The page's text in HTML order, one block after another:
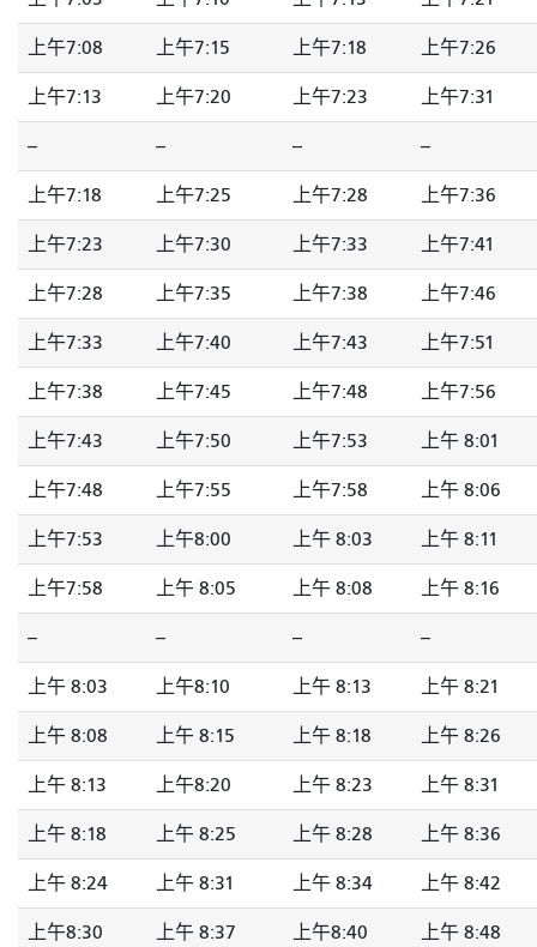
上午7:08 上午7:15 上午7:18 上午7:26
上午7:13 上午7:20 上午7:23 上午7:31
-- -- -- --
上午7:18 上午7:25 上午7:28 上午7:36
上午7:23 上午7:30 上午7:33 上午7:41
上午7:28 上午7:35 上午7:38 上午7:46
上午7:33 上午7:40 上午7:43 上午7:51
上午7:38 上午7:45 上午7:48 上午7:56
上午7:43 上午7:50 上午7:53 上午 8:01
上午7:48 上午7:55 上午7:58 上午 8:06
上午7:53 上午8:00 上午 8:03 上午 8:11
上午7:58 上午 8:05 上午 8:08 上午 8:16
-- -- -- --
上午 8:03 上午8:10 上午 8:13 上午 8:21
上午 8:08 上午 8:15 上午 8:18 上午 8:26
上午 8:13 上午8:20 上午 8:23 上午 8:31
上午 8:18 上午 8:25 上午 8:28 上午 8:36
上午 8:24 上午 8:31 上午 8:34 上午 8:42
上午8:30 上午 8:37 上午8:40 上午 8:48